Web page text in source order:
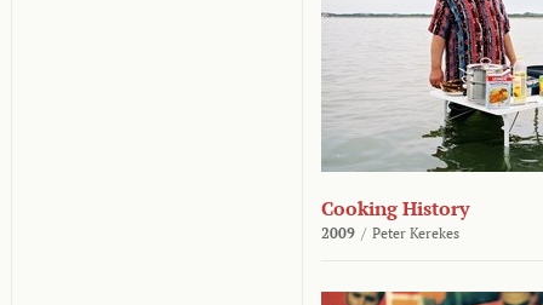
Cooking History
2009 / Peter Kerekes